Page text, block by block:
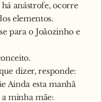
anástrofe, ocorre
elementos.
para o Joãozinho e
dizer, responde:
Ainda esta manhã
minha mãe: